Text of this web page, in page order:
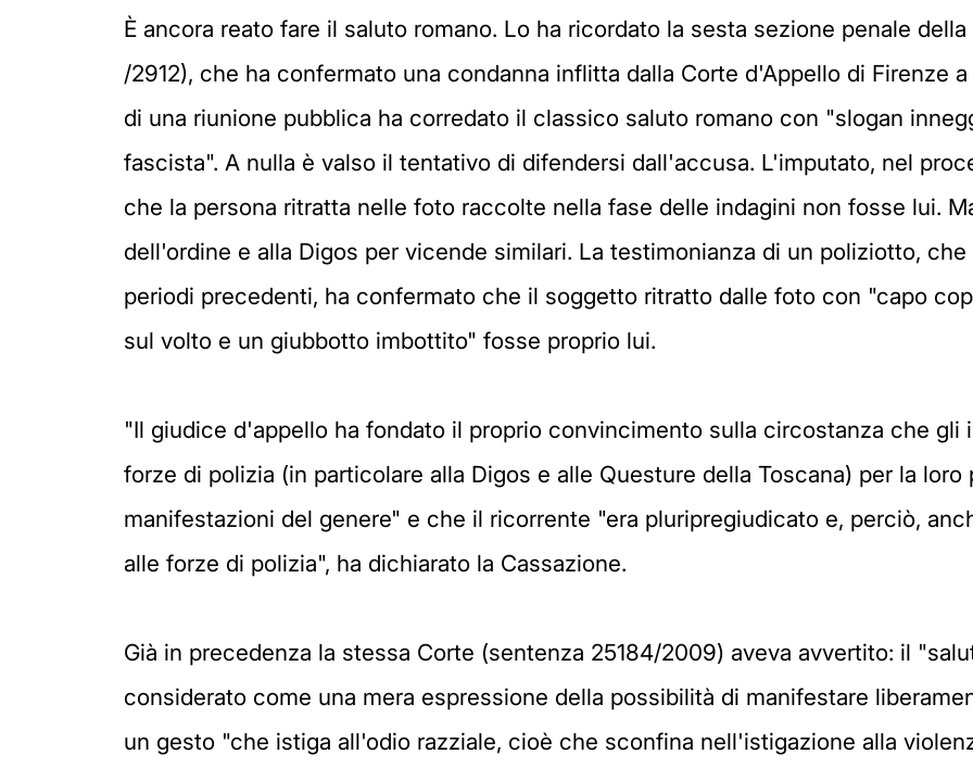
È ancora reato fare il saluto romano. Lo ha ricordato la sesta sezione penale
/2912), che ha confermato una condanna inflitta dalla Corte d'Appello di Firenze
di una riunione pubblica ha corredato il classico saluto romano con "slogan
fascista". A nulla è valso il tentativo di difendersi dall'accusa. L'imputato, nel
che la persona ritratta nelle foto raccolte nella fase delle indagini non fosse lui.
dell'ordine e alla Digos per vicende similari. La testimonianza di un poliziotto,
periodi precedenti, ha confermato che il soggetto ritratto dalle foto con "capo
sul volto e un giubbotto imbottito" fosse proprio lui.
"Il giudice d'appello ha fondato il proprio convincimento sulla circostanza che gli
forze di polizia (in particolare alla Digos e alle Questure della Toscana) per la loro
manifestazioni del genere" e che il ricorrente "era pluripregiudicato e, perciò,
alle forze di polizia", ha dichiarato la Cassazione.
Già in precedenza la stessa Corte (sentenza 25184/2009) aveva avvertito: il
considerato come una mera espressione della possibilità di manifestare
un gesto "che istiga all'odio razziale, cioè che sconfina nell'istigazione alla